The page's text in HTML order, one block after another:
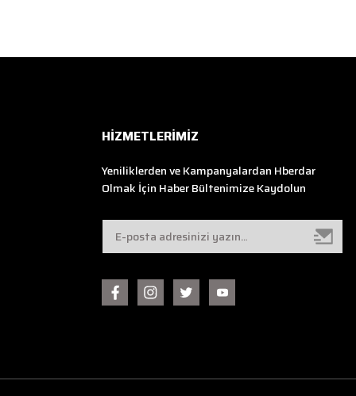
HİZMETLERİMİZ
Yeniliklerden ve Kampanyalardan Hberdar
Olmak İçin Haber Bültenimize Kaydolun